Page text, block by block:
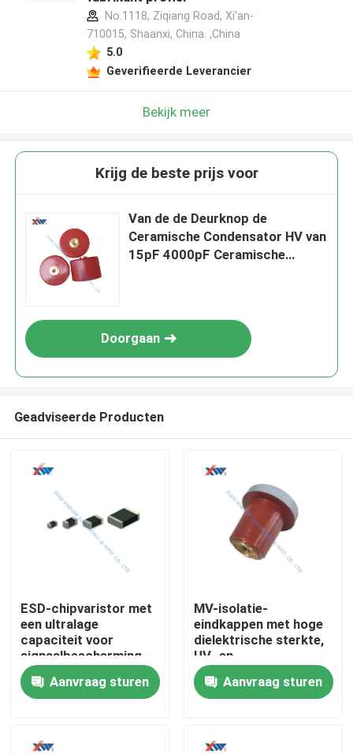
Huis
Producten
VR-show
No.1118, Ziqiang Road, Xi'an-
710015, Shaanxi, China. ,China
5.0
Geverifieerde Leverancier
Bekijk meer
Krijg de beste prijs voor
Van de de Deurknop de
Ceramische Condensator HV van
15pF 4000pF Ceramische
Doorgaan
Geadviseerde Producten
ESD-chipvaristor met
een ultralage
capaciteit voor
signaalbescherming
op hoge snelheid en
bescherming van
automobielcircuits
Aanvraag sturen
MV-isolatie-
eindkappen met hoge
dielektrische sterkte,
UV- en
vochtbestendige voor
schakel- en
kabelcompartimenten
Aanvraag sturen